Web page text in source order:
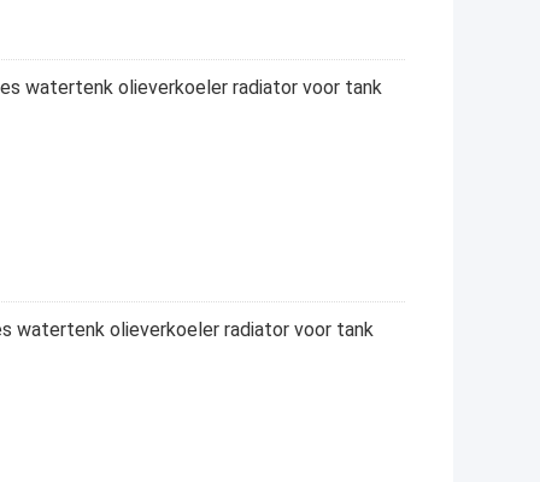
watertenk olieverkoeler radiator voor tank
watertenk olieverkoeler radiator voor tank